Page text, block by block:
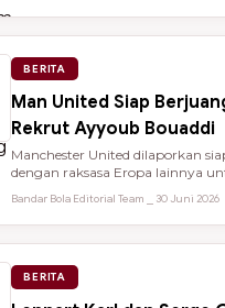
BERITA
Man United Siap
Rekrut Ayyoub Bouaddi
Manchester United dilaporkan
dengan raksasa Eropa lainnya
Bandar Bola Editorial Team ⎯ 30 Juni 2026
BERITA